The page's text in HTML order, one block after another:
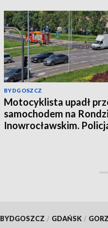
BYDGOSZCZ
Motocyklista upadł
samochodem na
Inowrocławskim.
BYDGOSZCZ / GDAŃSK /